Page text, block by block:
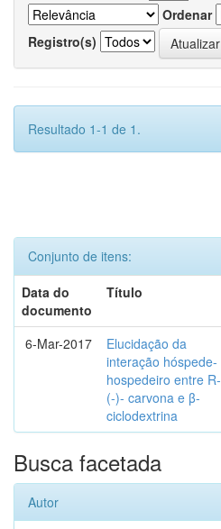
Ordenar
Registro(s)
Resultado 1-1 de 1.
Conjunto de itens:
Data do
documento
Título
6-Mar-2017
Elucidação da
interação hóspede-
hospedeiro entre R-
(-)- carvona e β-
ciclodextrina
Busca facetada
Autor